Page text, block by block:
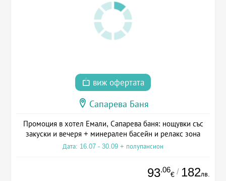
виж офертата
Сапарева Баня
Промоция в хотел Емали, Сапарева баня: нощувки със
закуски и вечеря + минерален басейн и релакс зона
Дата: 16.07 - 30.09 + полупансион
93.06
€ / 182лв.